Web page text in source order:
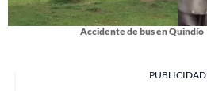
Accidente de bus en Quindío
PUBLICIDAD